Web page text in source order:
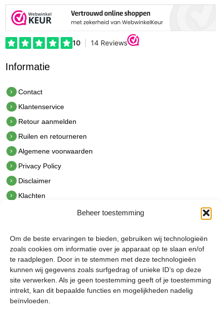
Beheer toestemming
Om de beste ervaringen te bieden, gebruiken wij technologieën
zoals cookies om informatie over je apparaat op te slaan en/of
te raadplegen. Door in te stemmen met deze technologieën
kunnen wij gegevens zoals surfgedrag of unieke ID’s op deze
site verwerken. Als je geen toestemming geeft of je toestemming
intrekt, kan dit bepaalde functies en mogelijkheden nadelig
beïnvloeden.
Informatie
Contact
Klantenservice
Retour aanmelden
Ruilen en retourneren
Algemene voorwaarden
Privacy Policy
Disclaimer
Klachten
hetindustriehuis B.V.
De Hoek 1 1601 MR Enkhuizen
t.0228 53 00 40
e.info@hetindustriehuis.com
KVK 51483904
BTW NL850044522B01